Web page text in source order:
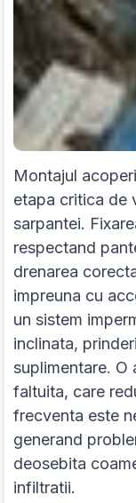
Montajul
etapa critica de
sarpantei.
respectand
drenarea
impreuna cu
un sistem
inclinata,
suplimentare. O
faltuita, care
frecventa este
generand
deosebita
infiltratii.